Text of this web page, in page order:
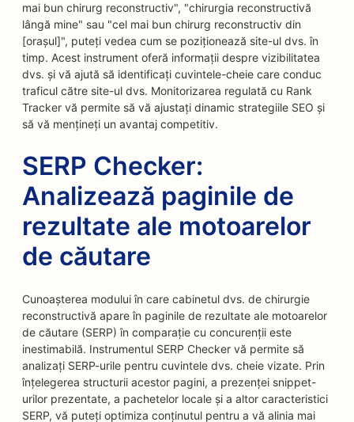
mai bun chirurg reconstructiv", "chirurgia reconstructivă
lângă mine" sau "cel mai bun chirurg reconstructiv din
[orașul]", puteți vedea cum se poziționează site-ul dvs. în
timp. Acest instrument oferă informații despre vizibilitatea
dvs. și vă ajută să identificați cuvintele-cheie care conduc
traficul către site-ul dvs. Monitorizarea regulată cu Rank
Tracker vă permite să vă ajustați dinamic strategiile SEO și
să vă mențineți un avantaj competitiv.
SERP Checker:
Analizează paginile de
rezultate ale motoarelor
de căutare
Cunoașterea modului în care cabinetul dvs. de chirurgie
reconstructivă apare în paginile de rezultate ale motoarelor
de căutare (SERP) în comparație cu concurenții este
inestimabilă. Instrumentul SERP Checker vă permite să
analizați SERP-urile pentru cuvintele dvs. cheie vizate. Prin
înțelegerea structurii acestor pagini, a prezenței snippet-
urilor prezentate, a pachetelor locale și a altor caracteristici
SERP, vă puteți optimiza conținutul pentru a vă alinia mai